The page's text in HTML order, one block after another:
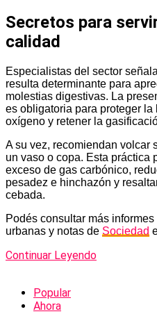
Secretos para
calidad
Especialistas del sector
resulta determinante para
molestias digestivas. La
es obligatoria para proteger la
oxígeno y retener la
A su vez, recomiendan volcar
un vaso o copa. Esta práctica
exceso de gas carbónico,
pesadez e hinchazón y
cebada.
Podés consultar más
urbanas y notas de Sociedad
Continuar Leyendo
Popular
Ahora